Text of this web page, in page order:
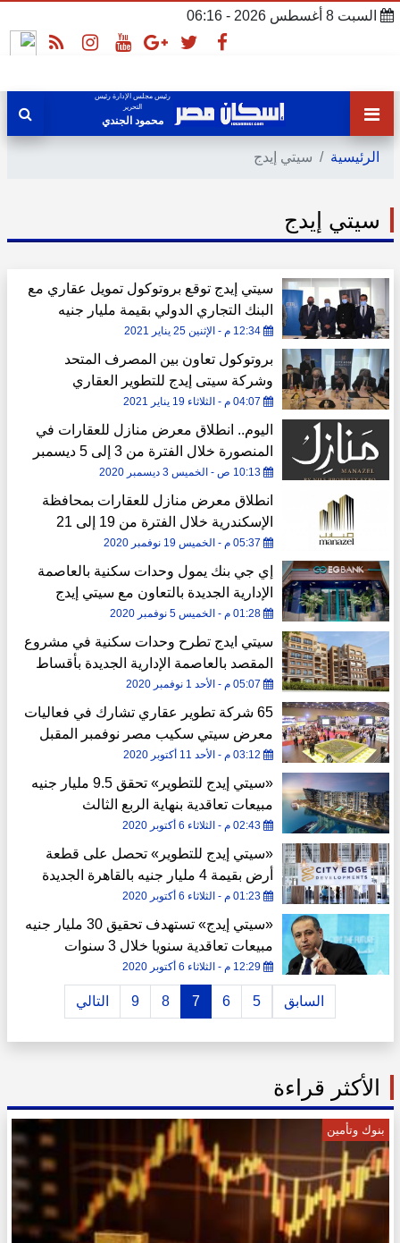
السبت 8 أغسطس 2026 - 06:16
رئيس مجلس الإدارة رئيس
التحرير
محمود الجندي
الرئيسية سيتي إيدج
سيتي إيدج
سيتي إيدج توقع بروتوكول تمويل عقاري مع
البنك التجاري الدولي بقيمة مليار جنيه
12:34 م - الإثنين 25 يناير 2021
بروتوكول تعاون بين المصرف المتحد
وشركة سيتى إيدج للتطوير العقاري
04:07 م - الثلاثاء 19 يناير 2021
اليوم.. انطلاق معرض منازل للعقارات في
المنصورة خلال الفترة من 3 إلى 5 ديسمبر
10:13 ص - الخميس 3 ديسمبر 2020
انطلاق معرض منازل للعقارات بمحافظة
الإسكندرية خلال الفترة من 19 إلى 21
نوفمبر
05:37 م - الخميس 19 نوفمبر 2020
إي جي بنك يمول وحدات سكنية بالعاصمة
الإدارية الجديدة بالتعاون مع سيتي إيدج
01:28 م - الخميس 5 نوفمبر 2020
سيتي ايدج تطرح وحدات سكنية في مشروع
المقصد بالعاصمة الإدارية الجديدة بأقساط
تصل إلى 20 سنة
05:07 م - الأحد 1 نوفمبر 2020
65 شركة تطوير عقاري تشارك في فعاليات
معرض سيتي سكيب مصر نوفمبر المقبل
03:12 م - الأحد 11 أكتوبر 2020
«سيتي إيدج للتطوير» تحقق 9.5 مليار جنيه
مبيعات تعاقدية بنهاية الربع الثالث
02:43 م - الثلاثاء 6 أكتوبر 2020
«سيتي إيدج للتطوير» تحصل على قطعة
أرض بقيمة 4 مليار جنيه بالقاهرة الجديدة
01:23 م - الثلاثاء 6 أكتوبر 2020
«سيتي إيدج» تستهدف تحقيق 30 مليار جنيه
مبيعات تعاقدية سنويا خلال 3 سنوات
12:29 م - الثلاثاء 6 أكتوبر 2020
السابق 5
6
7
8
9 التالي
الأكثر قراءة
بنوك وتأمين